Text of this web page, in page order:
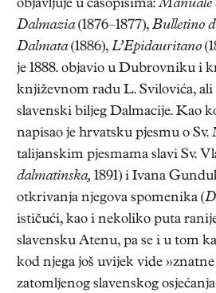
objavljuje u časopisima:Manuale
Dalmazia(1876–1877), Bulletino
Dalmata(1886), L’Epidauritano
je 1888. objavio u Dubrovniku i
književnom radu L. Svilovića, ali
slavenski biljeg Dalmacije. Kao
napisao je hrvatsku pjesmu o
talijanskim pjesmama slavi Sv.
dalmatinska, 1891) i Ivana
otkrivanja njegova spomenika (
ističući, kao i nekoliko puta
slavensku Atenu, pa se i u tom
kod njega još uvijek vide
zatomljenog slavenskog